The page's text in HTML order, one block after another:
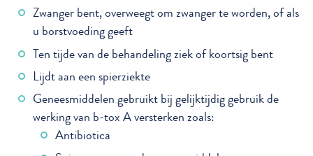
Zwanger bent, overweegt om zwanger te worden, of als
u borstvoeding geeft
Ten tijde van de behandeling ziek of koortsig bent
Lijdt aan een spierziekte
Geneesmiddelen gebruikt bij gelijktijdig gebruik de
werking van b-tox A versterken zoals:
Antibiotica